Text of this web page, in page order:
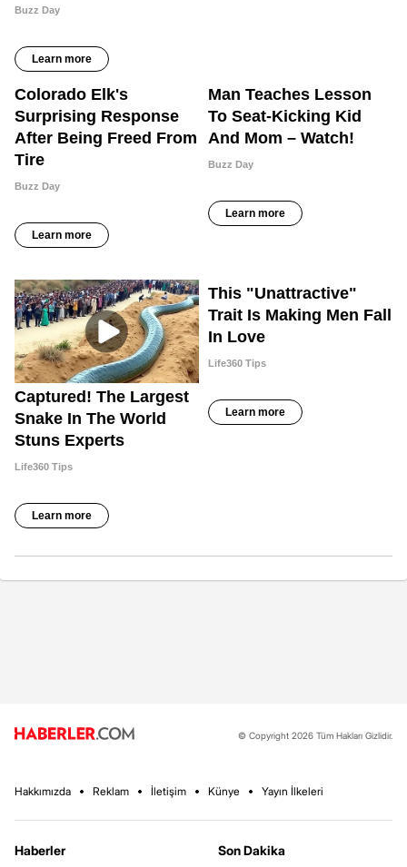
© Copyright 2026 Tüm Hakları Gizlidir.
Hakkımızda Reklam İletişim Künye Yayın İlkeleri
Haberler
Son Dakika